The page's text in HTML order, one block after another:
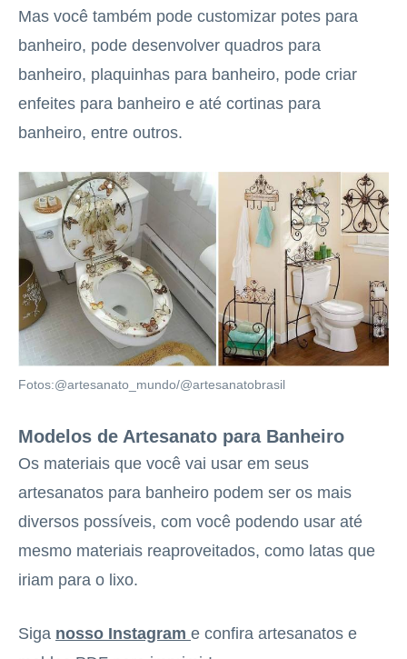
Mas você também pode customizar potes para
banheiro, pode desenvolver quadros para
banheiro, plaquinhas para banheiro, pode criar
enfeites para banheiro e até cortinas para
banheiro, entre outros.
Fotos:@artesanato_mundo/@artesanatobrasil
Modelos de Artesanato para Banheiro
Os materiais que você vai usar em seus
artesanatos para banheiro podem ser os mais
diversos possíveis, com você podendo usar até
mesmo materiais reaproveitados, como latas que
iriam para o lixo.
Siga nosso Instagram e confira artesanatos e